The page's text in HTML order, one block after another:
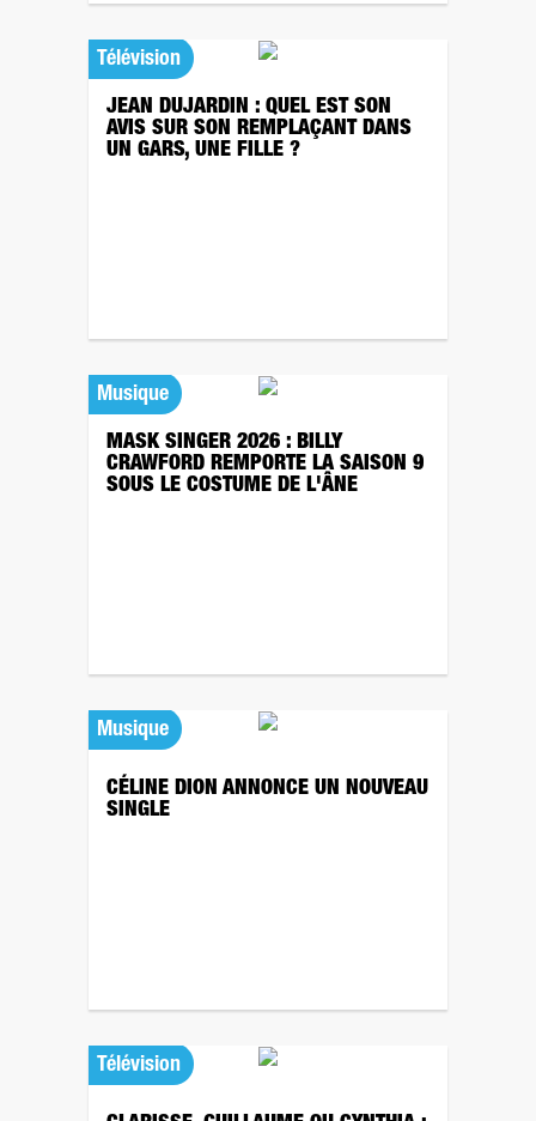
Télévision
JEAN DUJARDIN : QUEL EST SON
AVIS SUR SON REMPLAÇANT DANS
UN GARS, UNE FILLE ?
Musique
MASK SINGER 2026 : BILLY
CRAWFORD REMPORTE LA SAISON 9
SOUS LE COSTUME DE L'ÂNE
Musique
CÉLINE DION ANNONCE UN NOUVEAU
SINGLE
Télévision